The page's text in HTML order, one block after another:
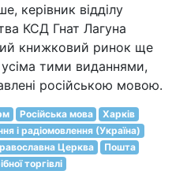
керівник відділу
КСД Гнат Лагуна
книжковий ринок ще
тими виданнями,
російською мовою.
Російська мова
Харків
і радіомовлення (Україна)
Церква
Пошта
торгівлі